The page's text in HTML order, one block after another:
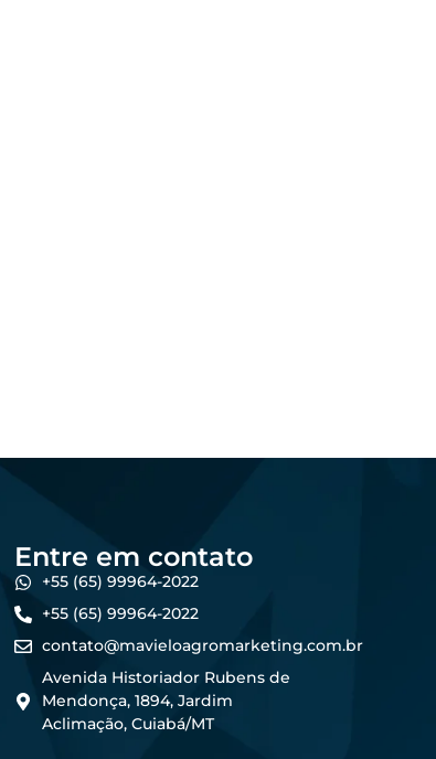
Entre em contato
+55 (65) 99964-2022
+55 (65) 99964-2022
contato@mavieloagromarketing.com.br
Avenida Historiador Rubens de
Mendonça, 1894, Jardim
Aclimação, Cuiabá/MT